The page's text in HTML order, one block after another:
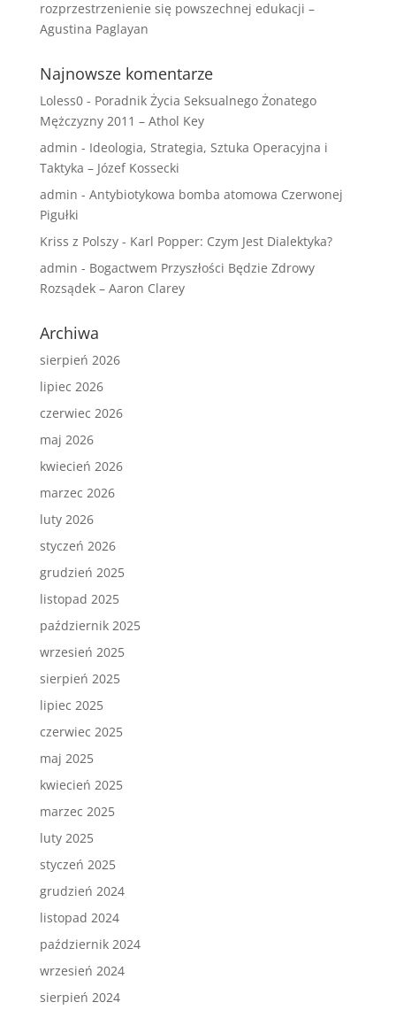
rozprzestrzenienie się powszechnej edukacji –
Agustina Paglayan
Najnowsze komentarze
Loless0- Poradnik Życia Seksualnego Żonatego
Mężczyzny 2011 – Athol Key
admin - Ideologia, Strategia, Sztuka Operacyjna i
Taktyka – Józef Kossecki
admin - Antybiotykowa bomba atomowa Czerwonej
Pigułki
Kriss z Polszy- Karl Popper: Czym Jest Dialektyka?
admin - Bogactwem Przyszłości Będzie Zdrowy
Rozsądek – Aaron Clarey
Archiwa
sierpień 2026
lipiec 2026
czerwiec 2026
maj 2026
kwiecień 2026
marzec 2026
luty 2026
styczeń 2026
grudzień 2025
listopad 2025
październik 2025
wrzesień 2025
sierpień 2025
lipiec 2025
czerwiec 2025
maj 2025
kwiecień 2025
marzec 2025
luty 2025
styczeń 2025
grudzień 2024
listopad 2024
październik 2024
wrzesień 2024
sierpień 2024